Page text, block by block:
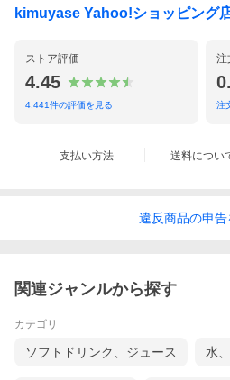
kimuyase Yahoo!ショッピング
ストア評価
4.45
4,441件の評価を見る
注
注
支払い方法 送料につい
違反商品の申告
関連ジャンルから探す
カテゴリ
ソフトドリンク、ジュース 水